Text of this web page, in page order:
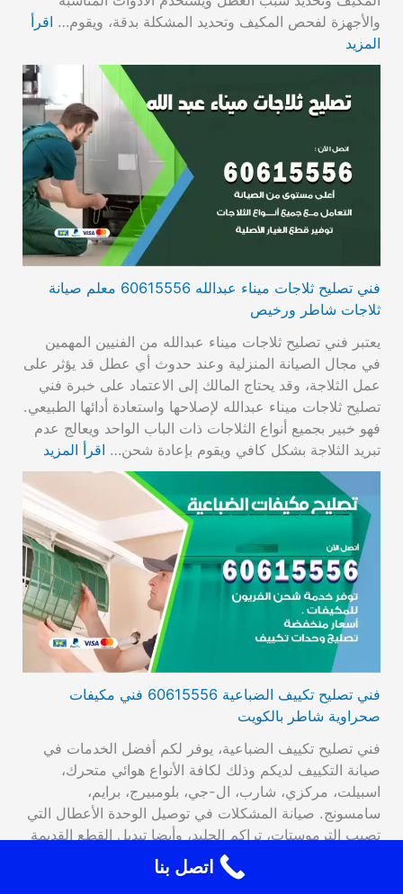
والأجهزة لفحص المكيف وتحديد المشكلة بدقة، ويقوم… اقرأ
المزيد
فني تصليح ثلاجات ميناء عبدالله 60615556 معلم صيانة
ثلاجات شاطر ورخيص
يعتبر فني تصليح ثلاجات ميناء عبدالله من الفنيين المهمين
في مجال الصيانة المنزلية وعند حدوث أي عطل قد يؤثر على
عمل الثلاجة، وقد يحتاج المالك إلى الاعتماد على خبرة فني
تصليح ثلاجات ميناء عبدالله لإصلاحها واستعادة أدائها الطبيعي.
فهو خبير بجميع أنواع الثلاجات ذات الباب الواحد ويعالج عدم
تبريد الثلاجة بشكل كافي ويقوم بإعادة شحن… اقرأ المزيد
فني تصليح تكييف الضباعية 60615556 فني مكيفات
صحراوية شاطر بالكويت
فني تصليح تكييف الضباعية، يوفر لكم أفضل الخدمات في
صيانة التكييف لديكم وذلك لكافة الأنواع هوائي متحرك،
اسبيلت، مركزي، شارب، ال-جي، بلومبيرج، برايم،
سامسونج. صيانة المشكلات في توصيل الوحدة الأعطال التي
تصيب الترموستات، تراكم الجليد، وأيضا تبديل القطع القديمة
بقطع جديدة عالية الأداء والجودة، فحص مستوى الغاز من
قبل اختصاصيين استبدال القواطع والصمامات. فني تصليح…
اتصل بنا